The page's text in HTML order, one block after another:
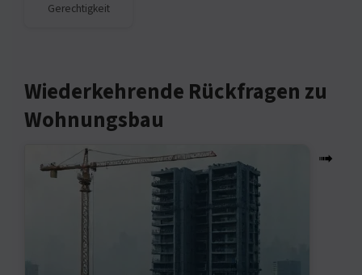
Gerechtigkeit
Wiederkehrende Rückfragen zu
Wohnungsbau
➟